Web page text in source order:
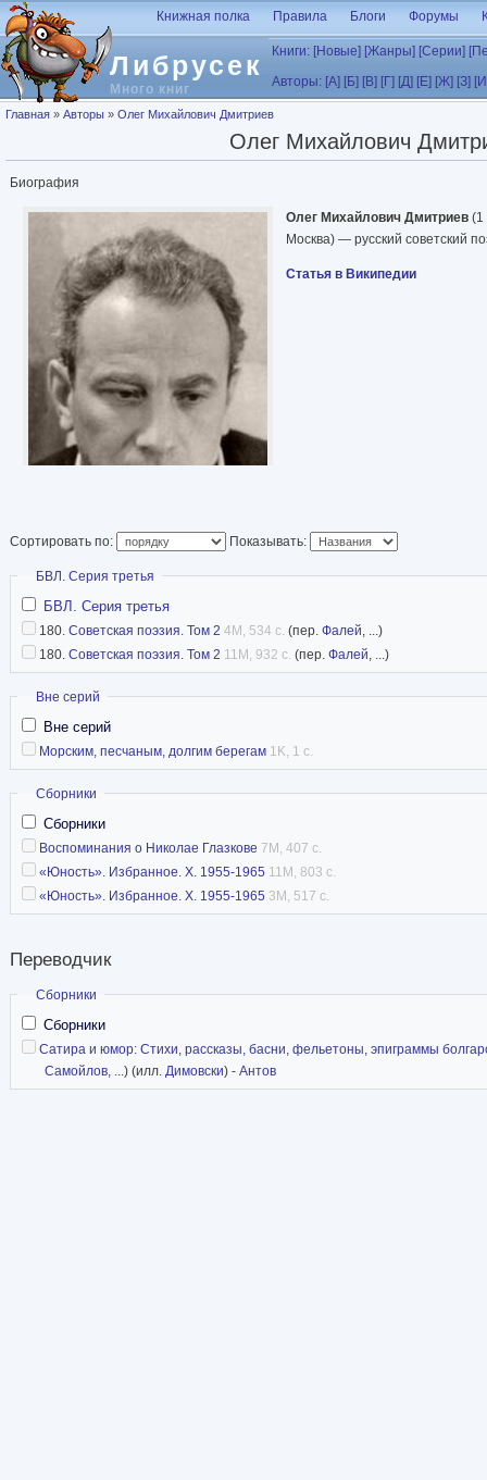
Перейти к основному содержанию
Либрусек
Много книг
Книжная полка Правила Блоги Форумы
Книги: [Новые] [Жанры] [Серии]
Авторы: [А] [Б] [В] [Г] [Д] [Е] [Ж] [З]
Вы здесь
Главная » Авторы » Олег Михайлович Дмитриев
Олег Михайлович
Биография
Олег Михайлович Дмитриев (1
Москва) — русский советский
Статья в Википедии
Сортировать по: Показывать:
Скрыть
БВЛ. Серия третья
БВЛ. Серия третья
180. Советская поэзия. Том 2 4M, 534 с. (пер. Фалей, ...)
180. Советская поэзия. Том 2 11M, 932 с. (пер. Фалей, ...)
Скрыть
Вне серий
Вне серий
Морским, песчаным, долгим берегам 1K, 1 с.
Скрыть
Сборники
Сборники
Воспоминания о Николае Глазкове 7M, 407 с.
«Юность». Избранное. X. 1955-1965 11M, 803 с.
«Юность». Избранное. X. 1955-1965 3M, 517 с.
Переводчик
Скрыть
Сборники
Сборники
Сатира и юмор: Стихи, рассказы, басни, фельетоны, эпиграммы
Самойлов, ...) (илл. Димовски) - Антов